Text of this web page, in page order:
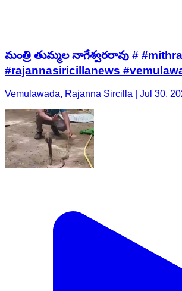
మంత్రి తుమ్మల నాగేశ్వరరావు #
#rajannasiricillanews
Vemulawada, Rajanna Sircilla | Jul 30,